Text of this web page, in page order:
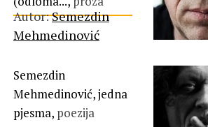
Autor:Semezdin
Mehmedinović
Semezdin
Mehmedinović, jedna
pjesma, poezija